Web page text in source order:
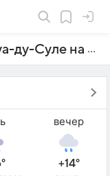
Прогноз погоды в Жарагуа-ду-Суле на 7 дней
вечер
+14°